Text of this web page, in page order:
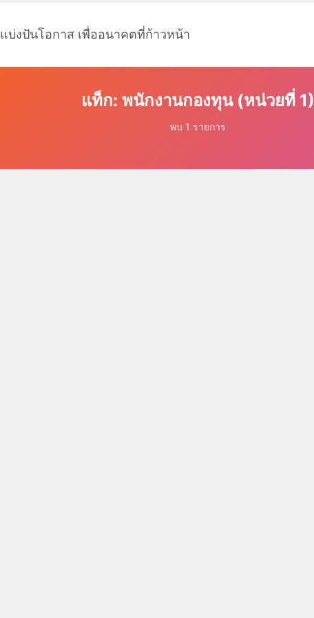
แบ่งปันโอกาส เพื่ออนาคตที่ก้าวหน้า
แท็ก: พนักงานกองทุน (หน่วยที่ 1)
พบ 1 รายการ